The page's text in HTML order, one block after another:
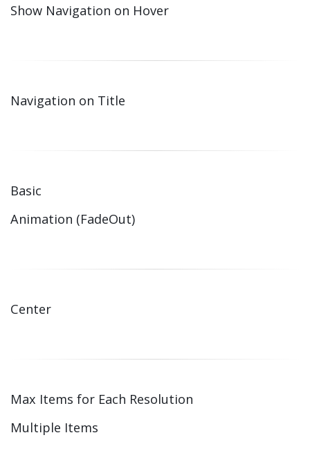
Show Navigation on Hover
Navigation on Title
Basic
Animation (FadeOut)
Center
Max Items for Each Resolution
Multiple Items